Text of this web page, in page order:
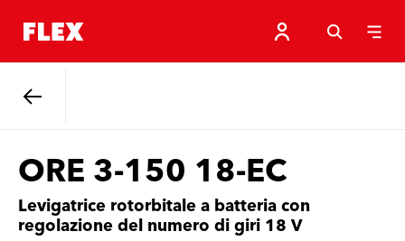
ORE 3-150 18-EC
Levigatrice rotorbitale a batteria con
regolazione del numero di giri 18 V